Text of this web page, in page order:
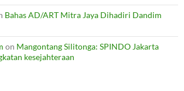
Bahas AD/ART Mitra Jaya Dihadiri Dandim
on Mangontang Silitonga: SPINDO Jakarta
kesejahteraan